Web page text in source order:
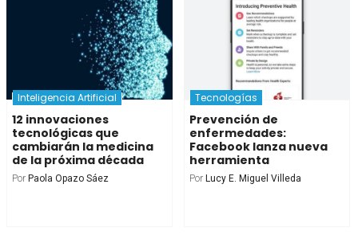
Inteligencia Artificial
12 innovaciones
tecnológicas que
cambiarán la medicina
de la próxima década
Por Paola Opazo Sáez
Tecnologías
Prevención de
enfermedades:
Facebook lanza nueva
herramienta
Por Lucy E. Miguel Villeda